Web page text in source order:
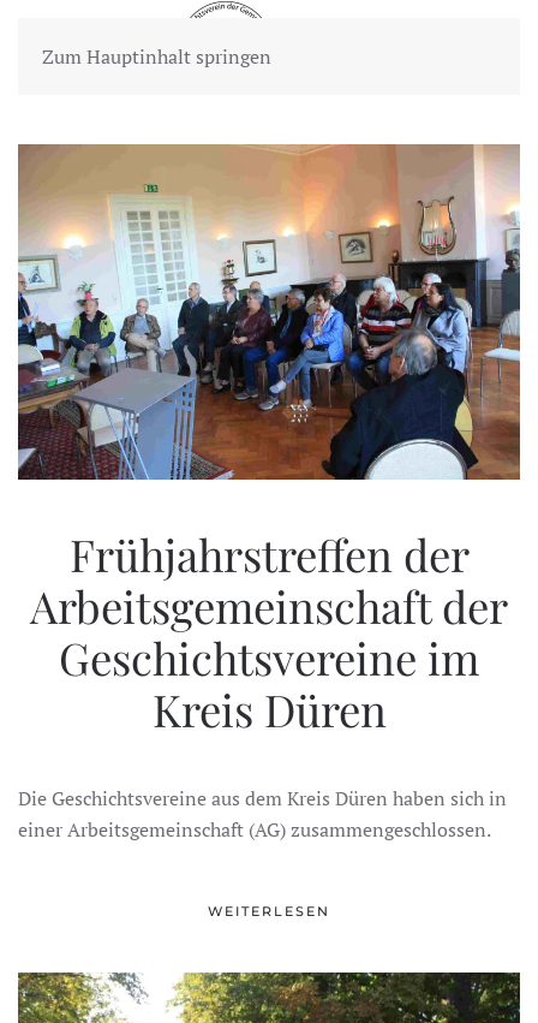
Zum Hauptinhalt springen
Frühjahrstreffen der
Arbeitsgemeinschaft der
Geschichtsvereine im
Kreis Düren
Die Geschichtsvereine aus dem Kreis Düren haben sich in
einer Arbeitsgemeinschaft (AG) zusammengeschlossen.
WEITERLESEN